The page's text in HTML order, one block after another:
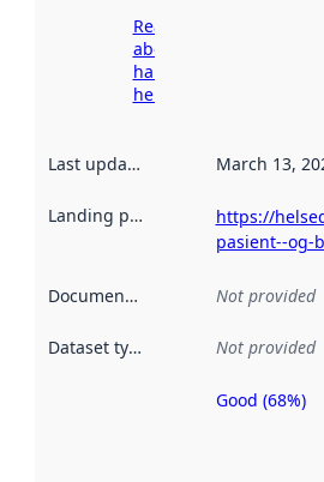
Read more
about
harvesting
here
Last updated March 13,
Landing page
https://
pasient--og-
Documentation Not provided
Dataset type Not provided
Metadata
Good (68%)